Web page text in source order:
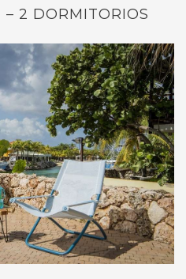
– 2 DORMITORIOS